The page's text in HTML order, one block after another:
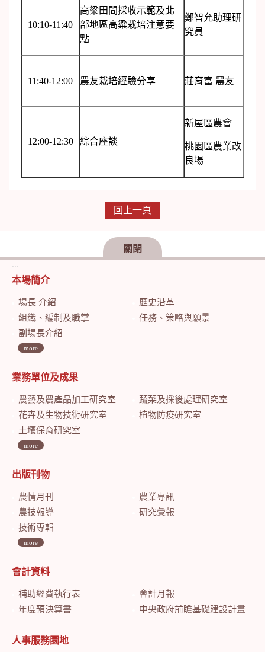
10:10-11:40
高粱田間採收示範及北
部地區高粱栽培注意要
點
鄭智允助理研
究員
11:40-12:00 農友栽培經驗分享 莊育富 農友
12:00-12:30 綜合座談
新屋區農會
桃園區農業改
良場
回上一頁
關閉
:::
本場簡介
場長 介紹
歷史沿革
組織、編制及職掌
任務、策略與願景
副場長介紹
more
業務單位及成果
農藝及農產品加工研究室
蔬菜及採後處理研究室
花卉及生物技術研究室
植物防疫研究室
土壤保育研究室
more
出版刊物
農情月刊
農業專訊
農技報導
研究彙報
技術專輯
more
會計資料
補助經費執行表
會計月報
年度預決算書
中央政府前瞻基礎建設計畫特別預算會計月報
人事服務園地